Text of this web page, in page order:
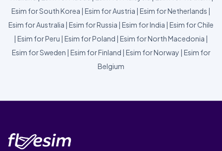
Esim for South Korea | Esim for Austria | Esim for Netherlands |
Esim for Australia | Esim for Russia | Esim for India | Esim for Chile
| Esim for Peru | Esim for Poland | Esim for North Macedonia |
Esim for Sweden | Esim for Finland | Esim for Norway | Esim for
Belgium